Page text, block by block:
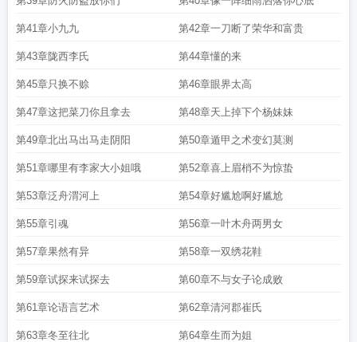
第41章小九九 第42章一刀断了荣华和富贵
第43章陇西李氏 第44章懂的来
第45章只换不赊 第46章眼界太高
第47章这把菜刀你且拿去 第48章天上掉下个杨妹妹
第49章北出马出马走阴阳 第50章遁甲之术变幻莫测
第51章哪里有李家大小姐哦 第52章喜上眉梢不为惊蛰
第53章泛舟渭河上 第54章好尴尬啊好尴尬
第55章引魂 第56章一叶木舟两男女
第57章果然有异 第58章一双绣花鞋
第59章试探来试探去 第60章不与女子论成败
第61章论语言艺术 第62章清河郡崔氏
第63章冬至往北 第64章生而为姐